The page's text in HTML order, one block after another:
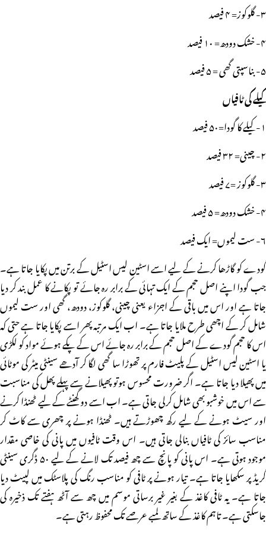
۳- گلوکوز= ۴ فیصد
۴- خشک دودھ= ۱۰ فیصد
۵- بناسپتی گھی = ۵ فیصد
کیلے کی ٹافیاں
۱- کیلے کا گودا=۵۰ فیصد
۲- چینی= ۳۲ فیصد
۳- گلوکوز =۷ فیصد
۴- خشک دودھ= ۵ فیصد
۶- ست لیموں= ایک فیصد
گودے کو گاڑھا کرنے کے لیے اسے اسٹین لیس اسٹیل کے برتن میں پکایا جاتا ہے۔
جب گودا اپنے اصل حجم کے ایک تہائی کے برابر رہ جائے تو پکانے کا عمل بند کر دیا
جاتا ہے اور اس میں باقی کے اجزاء یعنی چینی، گلوکوز، دودھ، گھی اور ست لیموں
شامل کر کے اچھی طرح ملایا جاتا ہے۔ اب ایک مرتبہ پھر اسے پکایا جاتا ہے حتی کہ
اس کا حجم گودے کے اصل حجم کے برابر رہ جائے اس کے پکے ہوئے مواد کو لکڑی
یا اسٹین لیس اسٹیل کے پلیٹ فارم پر تھوڑا سا گھی لگا کر آدھے سینٹی میٹر کی موٹائی
میں پھیلا دیا جاتا ہے۔ اگر ضرورت محسوس ہوتو پھیلانے سے پہلے پھل کی مناسبت
سے اس میں خوشبو بھی شامل کرلی جاتی ہے۔ اب اسے دو گھنٹے کے لیے ٹھنڈا کرنے
اور سیٹ ہونے کے لیے رکھ چھوڑتے ہیں۔ ٹھنڈا ہونے پر چھری سے کاٹ کر
مناسب سائز کی ٹافیاں بنالی جاتی ہیں۔ اس وقت ٹافیوں میں پانی کی خاصی مقدار
موجود ہوتی ہے۔ اس پانی کو پانچ سے چھ فیصد تک لانے کے لیے ۵۰ ڈگری سینٹی
گریڈ پر سکھایا جاتا ہے۔ تیار ہونے پر ٹافی کو مناسب رنگ کی پلاسٹک میں لپیٹ دیا
جاتا ہے۔ یہ ٹافی کاغذ کے بغیر غیر برساتی موسم میں چھ سے آٹھ ہفتے تک ذخیرہ کی
جاسکتی ہے۔ تاہم کاغذ کے ساتھ لمبے عرصے تک محفوظ رہتی ہے۔